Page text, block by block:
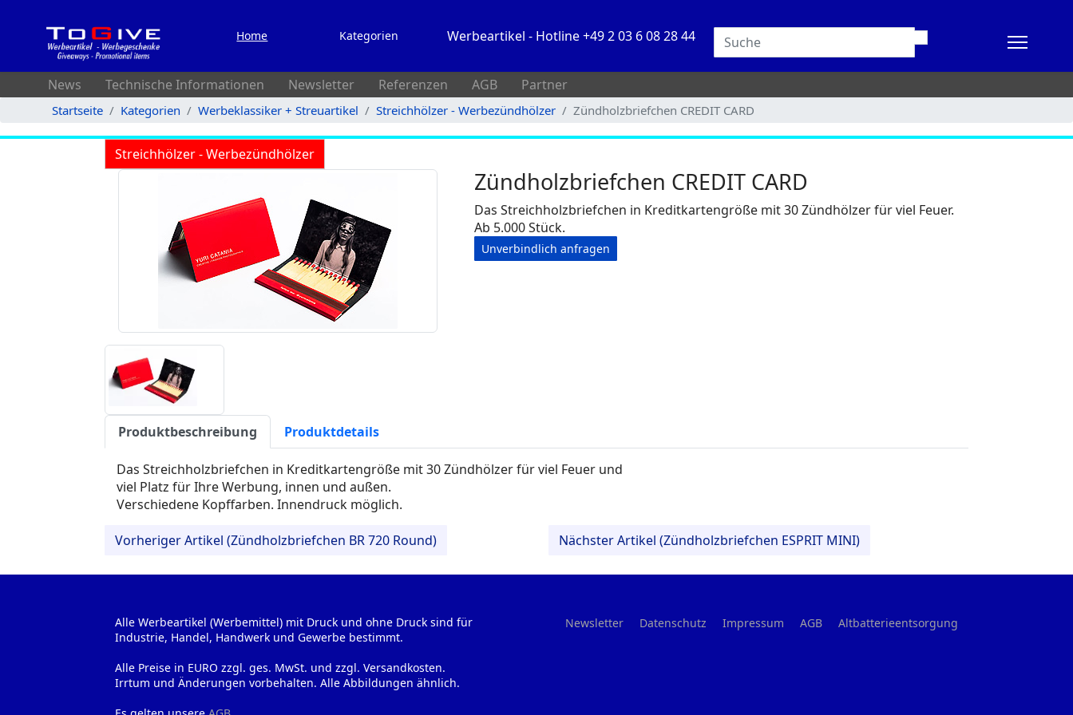
Home Kategorien Werbeartikel - Hotline +49 2 03 6 08 28 44
News Technische Informationen Newsletter Referenzen AGB Partner
Startseite Kategorien Werbeklassiker + Streuartikel Streichhölzer - Werbezündhölzer Zündholzbriefchen CREDIT CARD
Streichhölzer - Werbezündhölzer
Zündholzbriefchen CREDIT CARD
Das Streichholzbriefchen in Kreditkartengröße mit 30 Zündhölzer für viel Feuer.
Ab 5.000 Stück.
Unverbindlich anfragen
Produktbeschreibung Produktdetails
Das Streichholzbriefchen in Kreditkartengröße mit 30 Zündhölzer für viel Feuer und
viel Platz für Ihre Werbung, innen und außen.
Verschiedene Kopffarben. Innendruck möglich.
Vorheriger Artikel (Zündholzbriefchen BR 720 Round) Nächster Artikel (Zündholzbriefchen ESPRIT MINI)
Alle Werbeartikel (Werbemittel) mit Druck und ohne Druck sind für
Industrie, Handel, Handwerk und Gewerbe bestimmt.
Alle Preise in EURO zzgl. ges. MwSt. und zzgl. Versandkosten.
Irrtum und Änderungen vorbehalten. Alle Abbildungen ähnlich.
Newsletter Datenschutz Impressum AGB Altbatterieentsorgung